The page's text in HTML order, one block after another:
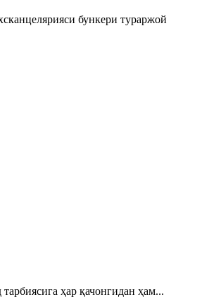
бункери тураржой
ҳар қачонгидан ҳам...